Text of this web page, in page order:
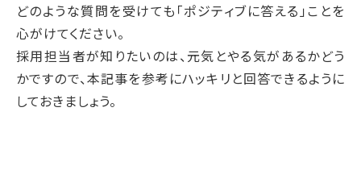
どのような質問を受けても「ポジティブに答える」ことを
心がけてください。
採用担当者が知りたいのは、元気とやる気があるかどう
かですので、本記事を参考にハッキリと回答できるように
しておきましょう。